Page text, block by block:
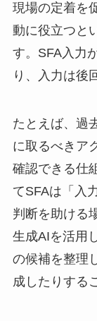
現場の定着を
動に役立つと
す。SFA入力
り、入力は後
たとえば、過
に取るべきア
確認できる仕
てSFAは「入
判断を助ける
生成AIを活用
の候補を整理
成したりする